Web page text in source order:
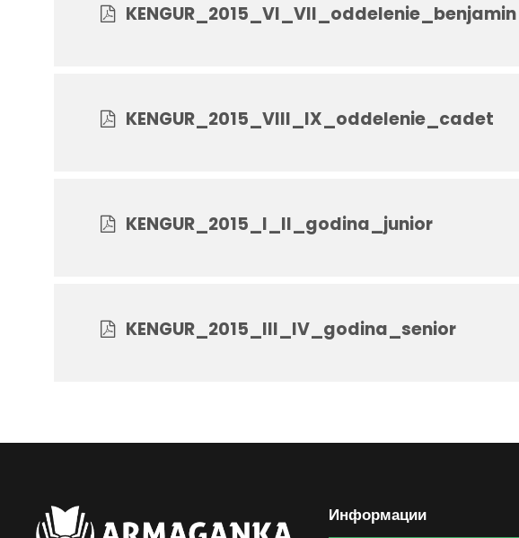
KENGUR_2015_VI_VII_oddelenie_benjamin
KENGUR_2015_VIII_IX_oddelenie_cadet
KENGUR_2015_I_II_godina_junior
KENGUR_2015_III_IV_godina_senior
Информации